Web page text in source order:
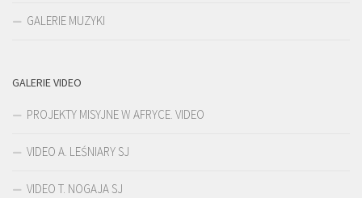
GALERIE MUZYKI
GALERIE VIDEO
PROJEKTY MISYJNE W AFRYCE. VIDEO
VIDEO A. LEŚNIARY SJ
VIDEO T. NOGAJA SJ